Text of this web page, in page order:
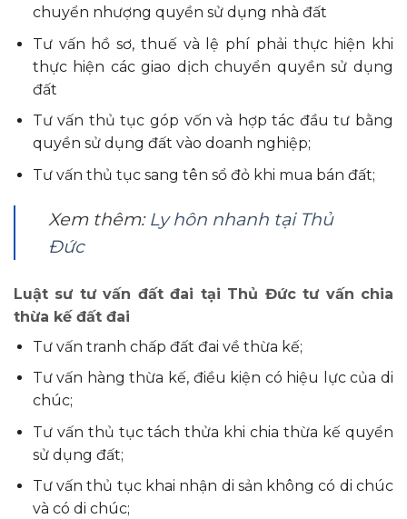
chuyển nhượng quyền sử dụng nhà đất
Tư vấn hồ sơ, thuế và lệ phí phải thực hiện khi
thực hiện các giao dịch chuyển quyền sử dụng
đất
Tư vấn thủ tục góp vốn và hợp tác đầu tư bằng
quyền sử dụng đất vào doanh nghiệp;
Tư vấn thủ tục sang tên sổ đỏ khi mua bán đất;
Xem thêm: Ly hôn nhanh tại Thủ
Đức
Luật sư tư vấn đất đai tại Thủ Đức tư vấn chia
thừa kế đất đai
Tư vấn tranh chấp đất đai về thừa kế;
Tư vấn hàng thừa kế, điều kiện có hiệu lực của di
chúc;
Tư vấn thủ tục tách thửa khi chia thừa kế quyển
sử dụng đất;
Tư vấn thủ tục khai nhận di sản không có di chúc
và có di chúc;